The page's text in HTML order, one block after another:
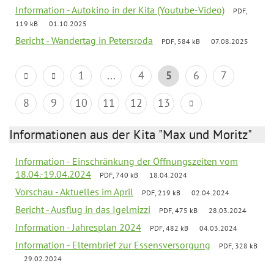
Information - Autokino in der Kita (Youtube-Video)
PDF,
119 kB
01.10.2025
Bericht - Wandertag in Petersroda PDF, 584 kB 07.08.2025
1 ... 4 5 6
7
8
9 10 11 12 13
Informationen aus der Kita "Max und Moritz"
Information - Einschränkung der Öffnungszeiten vom
18.04.-19.04.2024
PDF, 740 kB 18.04.2024
Vorschau - Aktuelles im April PDF, 219 kB 02.04.2024
Bericht - Ausflug in das Igelmizzi PDF, 475 kB 28.03.2024
Information - Jahresplan 2024 PDF, 482 kB 04.03.2024
Information - Elternbrief zur Essensversorgung
PDF, 328 kB
29.02.2024